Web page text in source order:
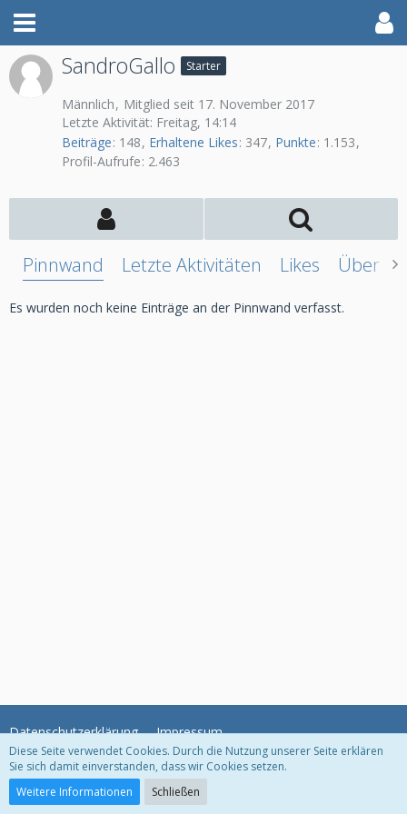
SandroGallo Starter
Männlich
Mitglied seit 17. November 2017
Letzte Aktivität: Freitag, 14:14
Beiträge 148 Erhaltene Likes 347 Punkte 1.153
Profil-Aufrufe 2.463
Pinnwand Letzte Aktivitäten Likes Über
Es wurden noch keine Einträge an der Pinnwand verfasst.
Datenschutzerklärung Impressum
Community-Software:
Diese Seite verwendet Cookies. Durch die Nutzung unserer Seite erklären
Sie sich damit einverstanden, dass wir Cookies setzen.
Weitere Informationen
Schließen